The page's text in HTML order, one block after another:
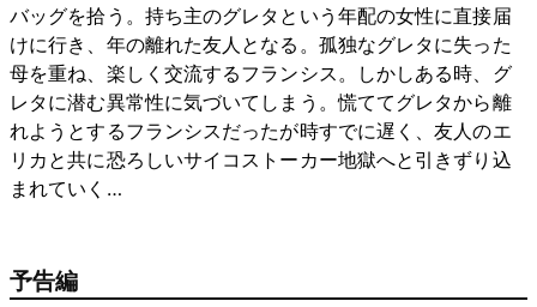
バッグを拾う。持ち主のグレタという年配の女性に直接届
けに行き、年の離れた友人となる。孤独なグレタに失った
母を重ね、楽しく交流するフランシス。しかしある時、グ
レタに潜む異常性に気づいてしまう。慌ててグレタから離
れようとするフランシスだったが時すでに遅く、友人のエ
リカと共に恐ろしいサイコストーカー地獄へと引きずり込
まれていく…
予告編